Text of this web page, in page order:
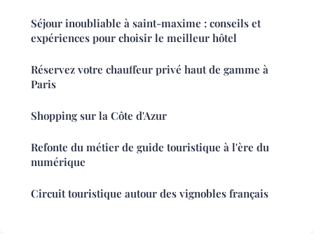
Séjour inoubliable à saint-maxime : conseils et
expériences pour choisir le meilleur hôtel
Réservez votre chauffeur privé haut de gamme à
Paris
Shopping sur la Côte d'Azur
Refonte du métier de guide touristique à l'ère du
numérique
Circuit touristique autour des vignobles français